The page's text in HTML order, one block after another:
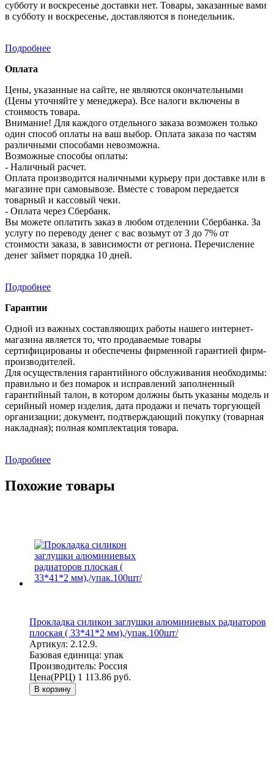
субботу и воскресенье доставки нет. Товары, заказанные вами
в субботу и воскресенье, доставляются в понедельник.
Подробнее
Оплата
Цены, указанные на сайте, не являются окончательными
(Цены уточняйте у менеджера). Все налоги включены в
стоимость товара.
Внимание! Для каждого отдельного заказа возможен только
один способ оплаты на ваш выбор. Оплата заказа по частям
различными способами невозможна.
Возможные способы оплаты:
- Наличный расчет.
Оплата производится наличными курьеру при доставке или в
магазине при самовывозе. Вместе с товаром передается
товарный и кассовый чеки.
- Оплата через Сбербанк.
Вы можете оплатить заказ в любом отделении Сбербанка. За
услугу по переводу денег с вас возьмут от 3 до 7% от
стоимости заказа, в зависимости от региона. Перечисление
денег займет порядка 10 дней.
Подробнее
Гарантии
Одной из важных составляющих работы нашего интернет-
магазина является то, что продаваемые товары
сертифицированы и обеспечены фирменной гарантией фирм-
производителей.
Для осуществления гарантийного обслуживания необходимы:
правильно и без помарок и исправлений заполненный
гарантийный талон, в котором должны быть указаны модель и
серийный номер изделия, дата продажи и печать торгующей
организации; документ, подтверждающий покупку (товарная
накладная); полная комплектация товара.
Подробнее
Похожие товары
Прокладка силикон заглушки алюминиевых радиаторов
плоская ( 33*41*2 мм),/упак.100шт/
Артикул: 2.12.9.
Базовая единица: упак
Производитель: Россия
Цена(РРЦ) 1 113.86 руб.
В корзину